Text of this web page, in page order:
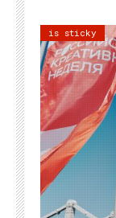
is sticky